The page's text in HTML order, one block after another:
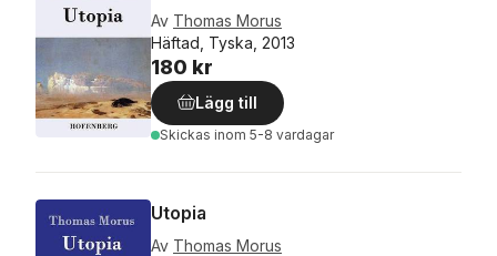
Av Thomas Morus
Häftad, Tyska, 2013
180 kr
Lägg till
Skickas inom 5-8 vardagar
Utopia
Av Thomas Morus